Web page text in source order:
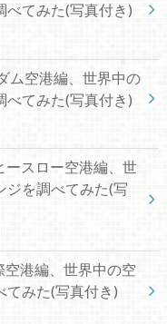
べてみた(写真付き)
ム空港編、世界中の
べてみた(写真付き)
ースロー空港編、世
ジを調べてみた(写
空港編、世界中の空
てみた(写真付き)